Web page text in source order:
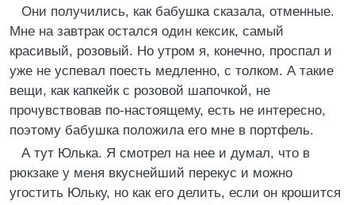
Они получились, как бабушка сказала, отменные.
Мне на завтрак остался один кексик, самый
красивый, розовый. Но утром я, конечно, проспал и
уже не успевал поесть медленно, с толком. А такие
вещи, как капкейк с розовой шапочкой, не
прочувствовав по-настоящему, есть не интересно,
поэтому бабушка положила его мне в портфель.
А тут Юлька. Я смотрел на нее и думал, что в
рюкзаке у меня вкуснейший перекус и можно
угостить Юльку, но как его делить, если он крошится